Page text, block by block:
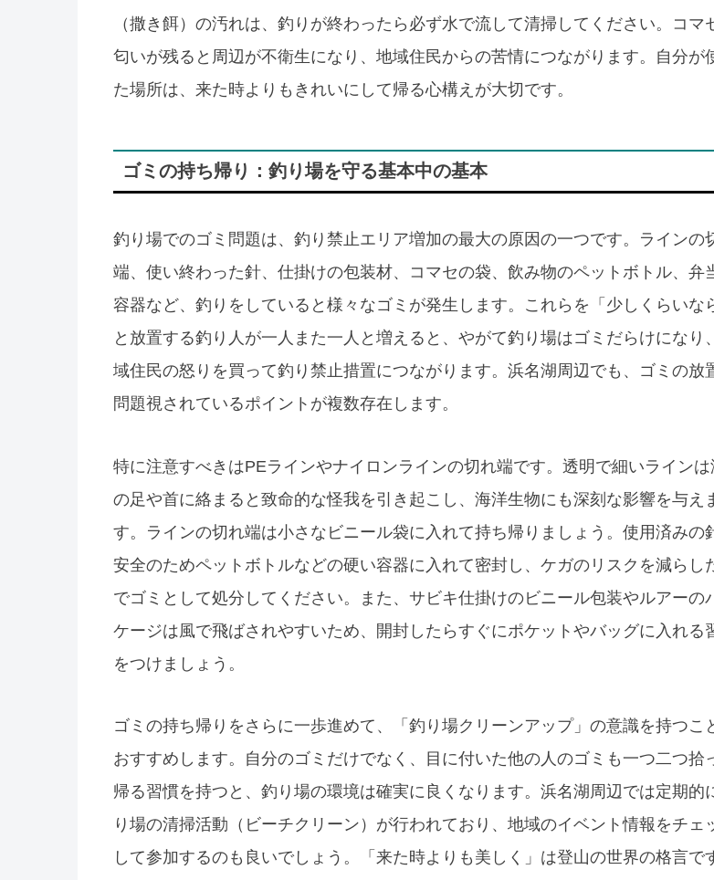
（撒き餌）の汚れは、釣りが終わったら必ず水で流して清掃してください。コマ
匂いが残ると周辺が不衛生になり、地域住民からの苦情につながります。自分が
た場所は、来た時よりもきれいにして帰る心構えが大切です。
ゴミの持ち帰り：釣り場を守る基本中の基本
釣り場でのゴミ問題は、釣り禁止エリア増加の最大の原因の一つです。ラインの
端、使い終わった針、仕掛けの包装材、コマセの袋、飲み物のペットボトル、弁
容器など、釣りをしていると様々なゴミが発生します。これらを「少しくらいな
と放置する釣り人が一人また一人と増えると、やがて釣り場はゴミだらけになり
域住民の怒りを買って釣り禁止措置につながります。浜名湖周辺でも、ゴミの放
問題視されているポイントが複数存在します。
特に注意すべきはPEラインやナイロンラインの切れ端です。透明で細いラインは
の足や首に絡まると致命的な怪我を引き起こし、海洋生物にも深刻な影響を与え
す。ラインの切れ端は小さなビニール袋に入れて持ち帰りましょう。使用済みの
安全のためペットボトルなどの硬い容器に入れて密封し、ケガのリスクを減らし
でゴミとして処分してください。また、サビキ仕掛けのビニール包装やルアーの
ケージは風で飛ばされやすいため、開封したらすぐにポケットやバッグに入れる
をつけましょう。
ゴミの持ち帰りをさらに一歩進めて、「釣り場クリーンアップ」の意識を持つこ
おすすめします。自分のゴミだけでなく、目に付いた他の人のゴミも一つ二つ拾
帰る習慣を持つと、釣り場の環境は確実に良くなります。浜名湖周辺では定期的
り場の清掃活動（ビーチクリーン）が行われており、地域のイベント情報をチェ
して参加するのも良いでしょう。「来た時よりも美しく」は登山の世界の格言で